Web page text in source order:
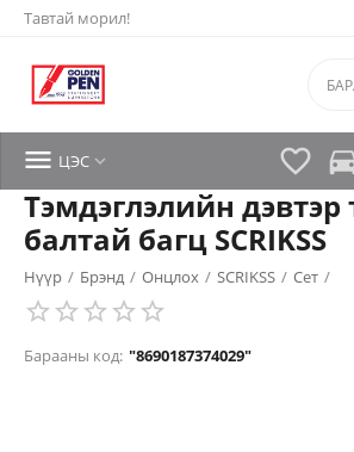
Тавтай морил!

 ЦЭС 
Тэмдэглэлийн дэвтэр
балтай багц SCRIKSS
Нүүр / Брэнд / Онцлох / SCRIKSS / Сет /
Барааны код: "8690187374029"